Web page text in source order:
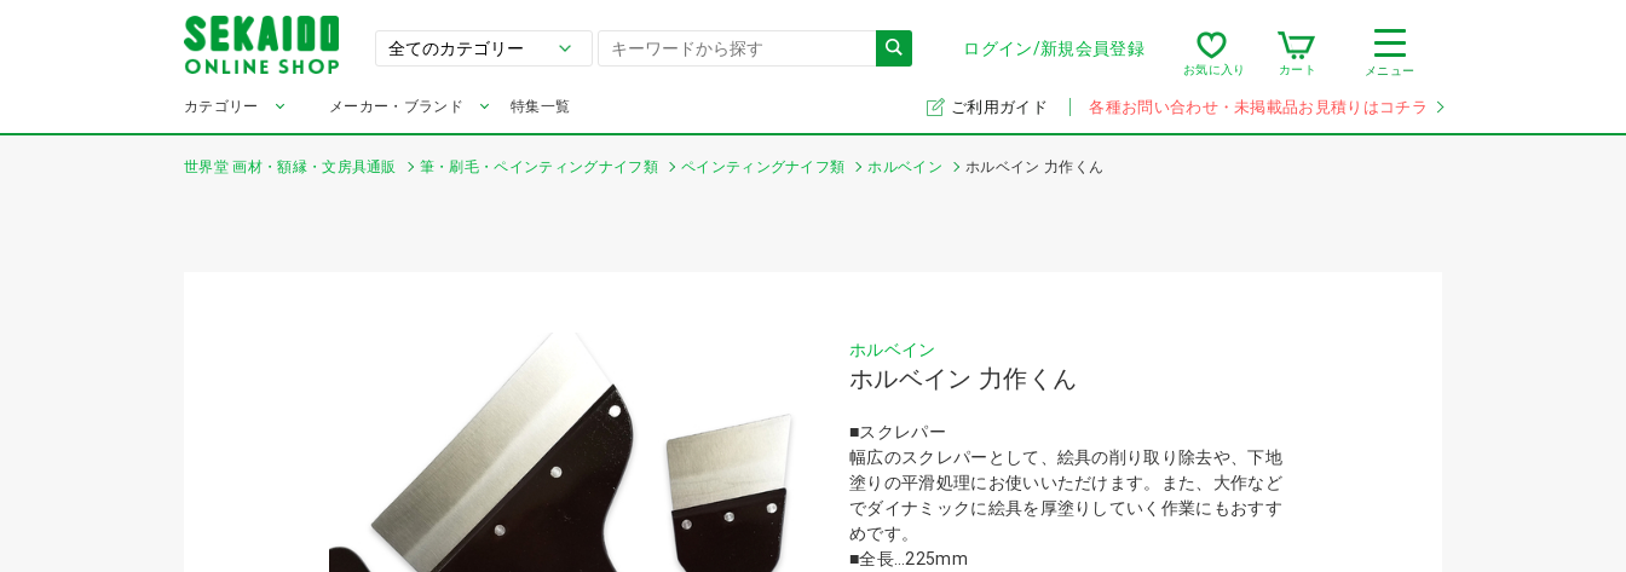
ログイン/新規会員登録
お気に入り カート メニュー
カテゴリー メーカー・ブランド 特集一覧 ご利用ガイド 各種お問い合わせ・未掲載品お見積りはコチラ
世界堂 画材・額縁・文房具通販 筆・刷毛・ペインティングナイフ類 ペインティングナイフ類 ホルベイン ホルベイン 力作くん
ホルベイン
ホルベイン 力作くん
■スクレパー
幅広のスクレパーとして、絵具の削り取り除去や、下地
塗りの平滑処理にお使いいただけます。また、大作など
でダイナミックに絵具を厚塗りしていく作業にもおすす
めです。
■全長…225mm